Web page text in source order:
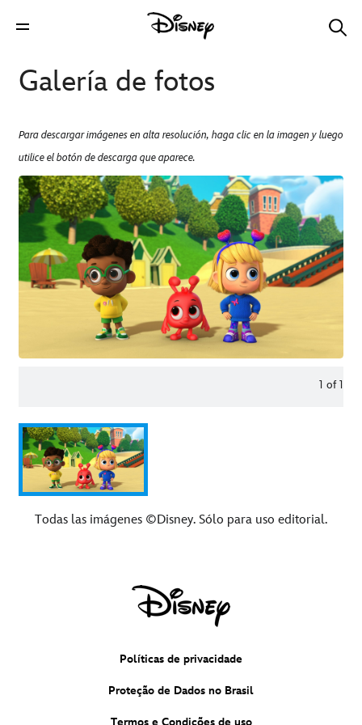
Galería de fotos
Para descargar imágenes en alta resolución, haga clic en la imagen y luego
utilice el botón de descarga que aparece.
1 of 1
Todas las imágenes ©Disney. Sólo para uso editorial.
Políticas de privacidade
Proteção de Dados no Brasil